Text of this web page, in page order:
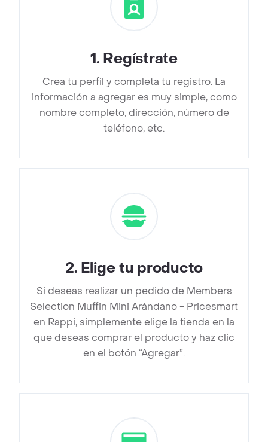
1. Regístrate
Crea tu perfil y completa tu registro. La
información a agregar es muy simple, como
nombre completo, dirección, número de
teléfono, etc.
2. Elige tu producto
Si deseas realizar un pedido de Members
Selection Muffin Mini Arándano - Pricesmart
en Rappi, simplemente elige la tienda en la
que deseas comprar el producto y haz clic
en el botón “Agregar”.